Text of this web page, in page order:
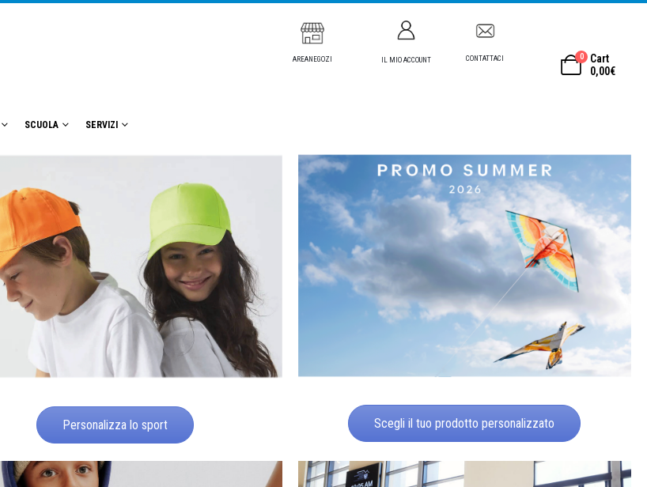
AREANEGOZI IL MIO ACCOUNT CONTATTACI 0
Cart
0,00€
SCUOLA SERVIZI
Personalizza lo sport Scegli il tuo prodotto personalizzato